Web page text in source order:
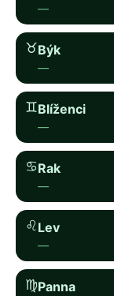
—
♉︎Býk
—
♊︎Blíženci
—
♋︎Rak
—
♌︎Lev
—
♍︎Panna